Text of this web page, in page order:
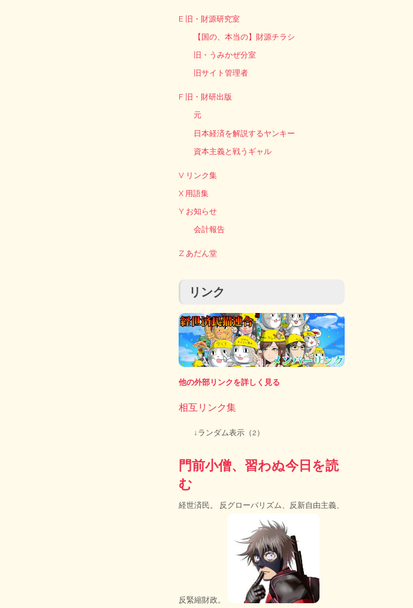
E 旧・財源研究室
【国の、本当の】財源チラシ
旧・うみかぜ分室
旧サイト管理者
F 旧・財研出版
元
日本経済を解説するヤンキー
資本主義と戦うギャル
V リンク集
X 用語集
Y お知らせ
会計報告
Z あだん堂
リンク
他の外部リンクを詳しく見る
相互リンク集
↓ランダム表示（2）
門前小僧、習わぬ今日を読
む
経世済民。 反グローバリズム、反新自由主義、
反緊縮財政。